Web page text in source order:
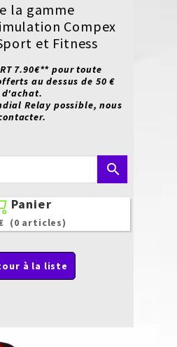
la gamme
Compex
et Fitness
7.90€** pour toute
au dessus de 50 €
d'achat.
Relay possible, nous
search
Panier
(0 articles)
à la liste